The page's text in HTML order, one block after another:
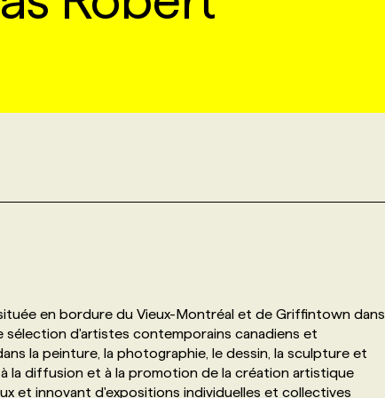
en bordure du Vieux-Montréal et de Griffintown dans
d'artistes contemporains canadiens et
la peinture, la photographie, le dessin, la sculpture et
la diffusion et à la promotion de la création artistique
et innovant d'expositions individuelles et collectives